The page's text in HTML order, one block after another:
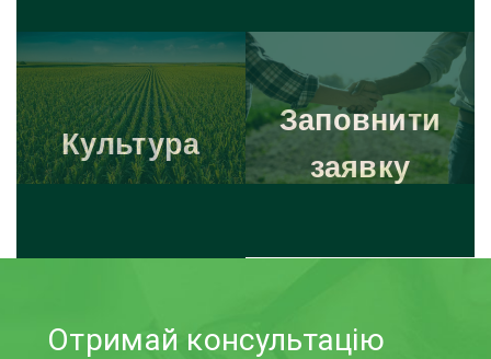
Культура
Заповнити
заявку
Отримай консультацію